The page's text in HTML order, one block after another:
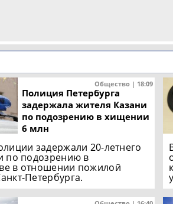
Общество | 18:09
Полиция Петербурга
задержала жителя Казани
по подозрению в хищении
6 млн
задержали 20-летнего
по подозрению в
в отношении пожилой
Петербурга.